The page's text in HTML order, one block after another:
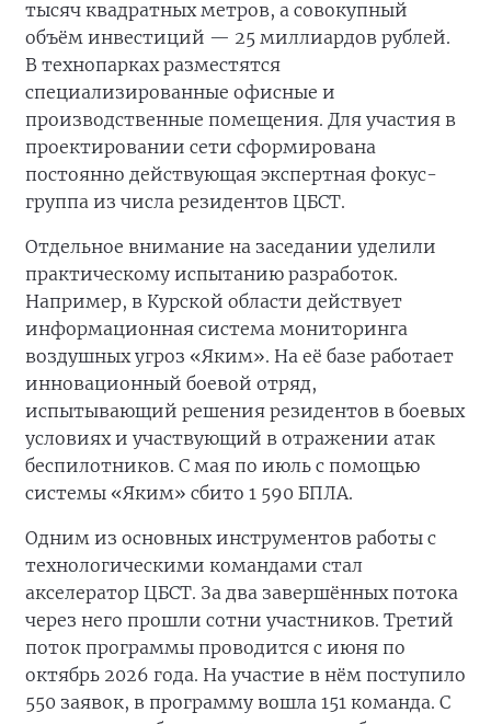
тысяч квадратных метров, а совокупный
объём инвестиций — 25 миллиардов рублей.
В технопарках разместятся
специализированные офисные и
производственные помещения. Для участия в
проектировании сети сформирована
постоянно действующая экспертная фокус-
группа из числа резидентов ЦБСТ.
Отдельное внимание на заседании уделили
практическому испытанию разработок.
Например, в Курской области действует
информационная система мониторинга
воздушных угроз «Яким». На её базе работает
инновационный боевой отряд,
испытывающий решения резидентов в боевых
условиях и участвующий в отражении атак
беспилотников. С мая по июль с помощью
системы «Яким» сбито 1 590 БПЛА.
Одним из основных инструментов работы с
технологическими командами стал
акселератор ЦБСТ. За два завершённых потока
через него прошли сотни участников. Третий
поток программы проводится с июня по
октябрь 2026 года. На участие в нём поступило
550 заявок, в программу вошла 151 команда. С